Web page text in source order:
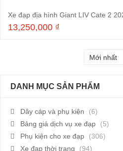
Xe đạp địa hình Giant LIV Cate 2
13,250,000 ₫
DANH MỤC SẢN PHẨM
Dây cáp và phụ kiện
(6)
Bảng giá dịch vụ xe đạp
(5)
Phụ kiện cho xe đạp
(306)
Xe đạp thời trang
(94)